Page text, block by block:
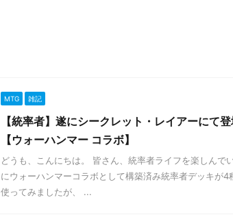
MTG 雑記
【統率者】遂にシークレット・レイアーにて
【ウォーハンマー コラボ】
どうも、こんにちは。 皆さん、統率者ライフを楽しんで
にウォーハンマーコラボとして構築済み統率者デッキが
使ってみましたが、 ...